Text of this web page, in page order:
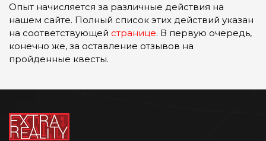
Опыт начисляется за различные действия на
нашем сайте. Полный список этих действий указан
на соответствующей странице. В первую очередь,
конечно же, за оставление отзывов на
пройденные квесты.